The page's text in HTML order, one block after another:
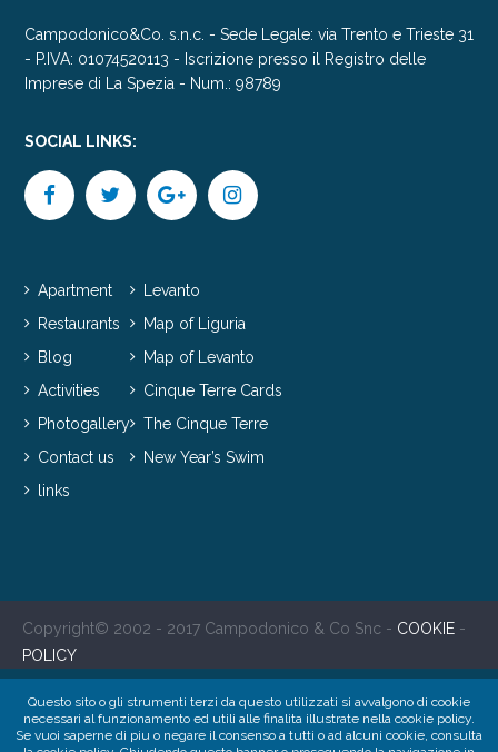
Campodonico&Co. s.n.c. - Sede Legale: via Trento e Trieste 31
- P.IVA: 01074520113 - Iscrizione presso il Registro delle
Imprese di La Spezia - Num.: 98789
SOCIAL LINKS:
Apartment
Restaurants
Blog
Activities
Photogallery
Contact us
links
Levanto
Map of Liguria
Map of Levanto
Cinque Terre Cards
The Cinque Terre
New Year’s Swim
Copyright© 2002 - 2017 Campodonico & Co Snc - COOKIE -
POLICY
Questo sito o gli strumenti terzi da questo utilizzati si avvalgono di cookie
necessari al funzionamento ed utili alle finalita illustrate nella cookie policy.
Se vuoi saperne di piu o negare il consenso a tutti o ad alcuni cookie, consulta